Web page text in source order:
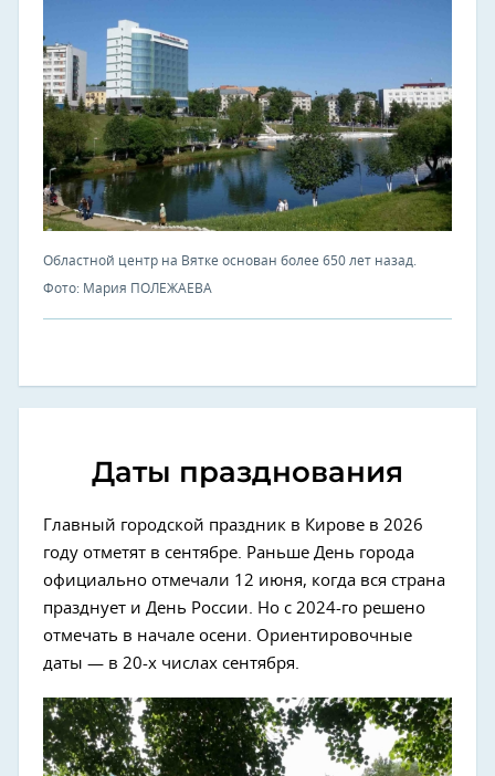
Областной центр на Вятке основан более 650 лет назад.
Фото: Мария ПОЛЕЖАЕВА
Даты празднования
Главный городской праздник в Кирове в 2026
году отметят в сентябре. Раньше День города
официально отмечали 12 июня, когда вся страна
празднует и День России. Но с 2024-го решено
отмечать в начале осени. Ориентировочные
даты — в 20-х числах сентября.